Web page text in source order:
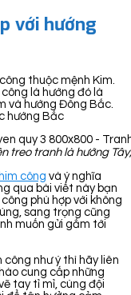
với hướng
thuộc mệnh Kim.
là hướng đó là
và hướng Đông Bắc.
hướng Bắc
treo tranh là hướng
công và ý nghĩa
qua bài viết này bạn
phù hợp với không
sang trọng cũng
muốn gửi gắm tới
như ý thì hãy liên
cung cấp những
tay tỉ mỉ, cùng đội